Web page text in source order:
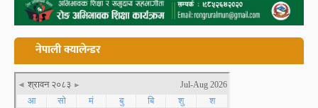
नेपाली क्यालेन्डर